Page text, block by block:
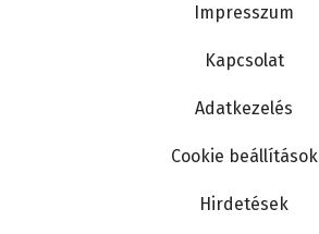
Impresszum
Kapcsolat
Adatkezelés
Cookie beállítások
Hirdetések